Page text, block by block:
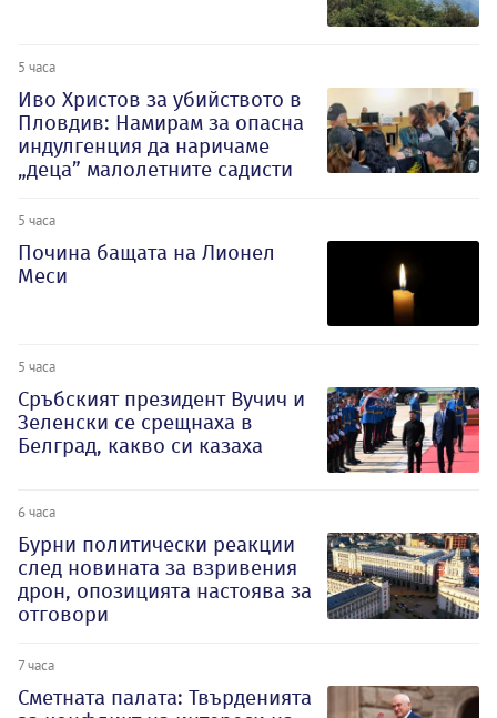
5 часа
Иво Христов за убийството в
Пловдив: Намирам за опасна
индулгенция да наричаме
„деца” малолетните садисти
5 часа
Почина бащата на Лионел
Меси
5 часа
Сръбският президент Вучич и
Зеленски се срещнаха в
Белград, какво си казаха
6 часа
Бурни политически реакции
след новината за взривения
дрон, опозицията настоява за
отговори
7 часа
Сметната палата: Твърденията